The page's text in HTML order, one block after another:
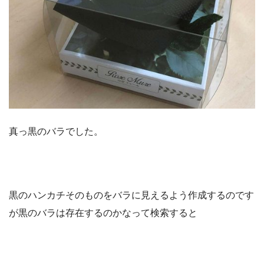
真っ黒のバラでした。
黒のハンカチそのものをバラに見えるよう作成するのです
が黒のバラは存在するのかなって検索すると